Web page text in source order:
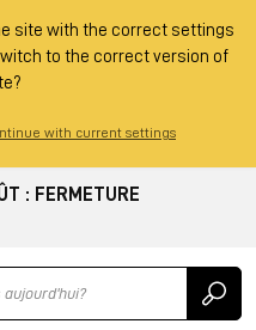
site with the correct settings
to the correct version of
with current settings
: FERMETURE